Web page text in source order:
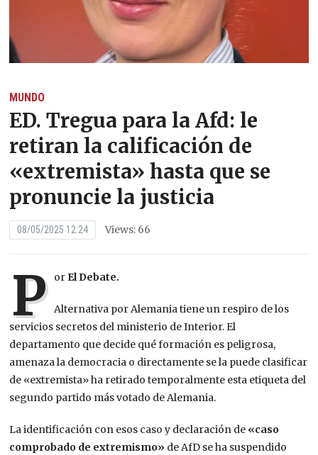
MUNDO
ED. Tregua para la Afd: le
retiran la calificación de
«extremista» hasta que se
pronuncie la justicia
08/05/2025 12:24 Views: 66
P or El Debate.
Alternativa por Alemania tiene un respiro de los
servicios secretos del ministerio de Interior. El
departamento que decide qué formación es peligrosa,
amenaza la democracia o directamente se la puede clasificar
de «extremista» ha retirado temporalmente esta etiqueta del
segundo partido más votado de Alemania.
La identificación con esos caso y declaración de «caso
comprobado de extremismo» de AfD se ha suspendido